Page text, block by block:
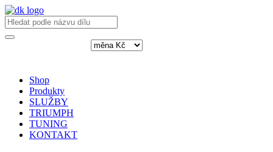
Shop
Produkty
SLUŽBY
TRIUMPH
TUNING
KONTAKT